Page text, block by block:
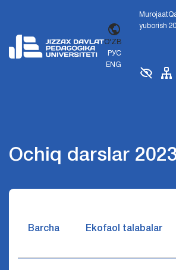
O'ZB
РУС
ENG
Murojaat
yuborish
Ochiq darslar
Barcha Ekofaol talabalar